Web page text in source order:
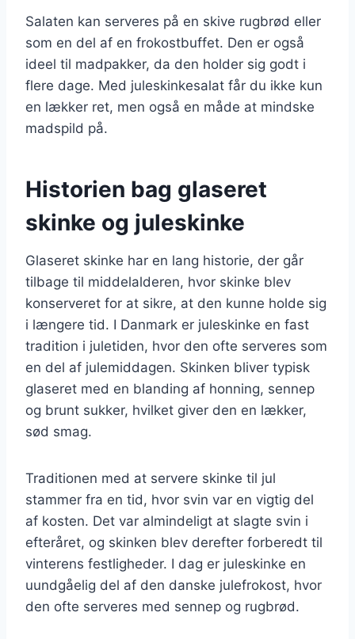
Salaten kan serveres på en skive rugbrød eller
som en del af en frokostbuffet. Den er også
ideel til madpakker, da den holder sig godt i
flere dage. Med juleskinkesalat får du ikke kun
en lækker ret, men også en måde at mindske
madspild på.
Historien bag glaseret
skinke og juleskinke
Glaseret skinke har en lang historie, der går
tilbage til middelalderen, hvor skinke blev
konserveret for at sikre, at den kunne holde sig
i længere tid. I Danmark er juleskinke en fast
tradition i juletiden, hvor den ofte serveres som
en del af julemiddagen. Skinken bliver typisk
glaseret med en blanding af honning, sennep
og brunt sukker, hvilket giver den en lækker,
sød smag.
Traditionen med at servere skinke til jul
stammer fra en tid, hvor svin var en vigtig del
af kosten. Det var almindeligt at slagte svin i
efteråret, og skinken blev derefter forberedt til
vinterens festligheder. I dag er juleskinke en
uundgåelig del af den danske julefrokost, hvor
den ofte serveres med sennep og rugbrød.